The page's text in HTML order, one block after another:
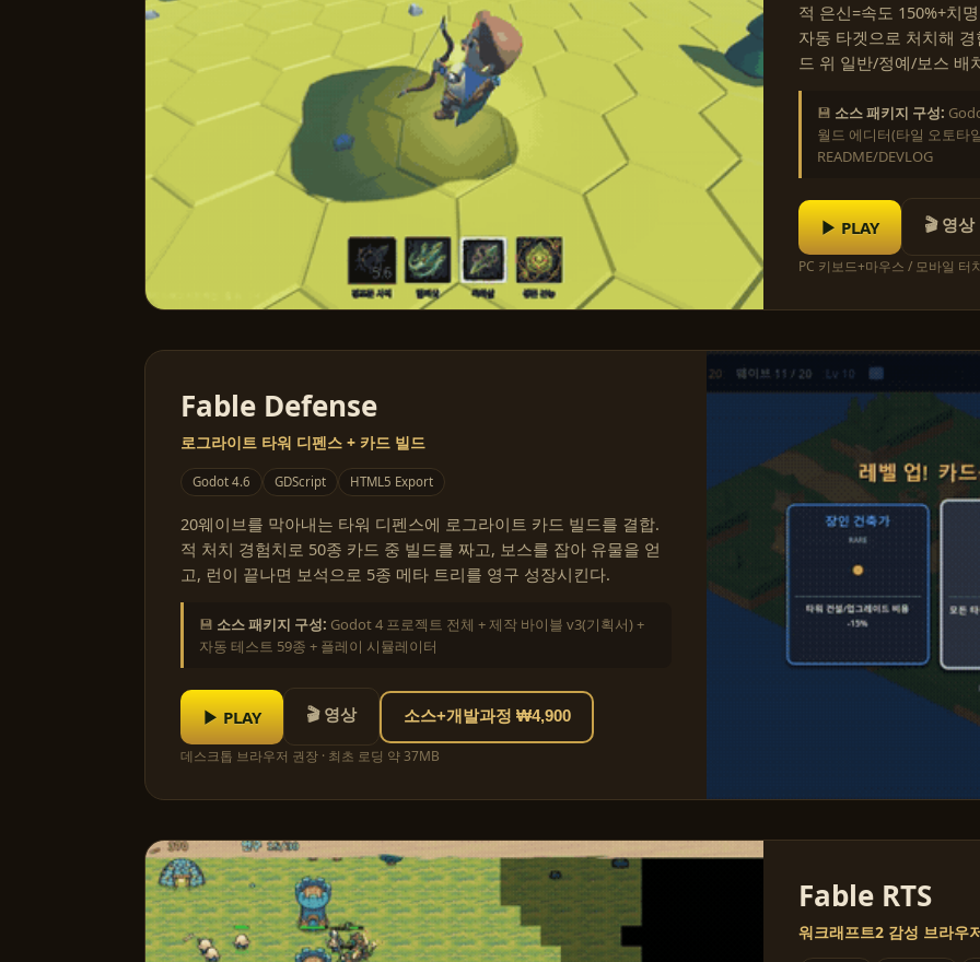
적 은신=속도 150%+치
자동 타겟으로 처치해
드 위 일반/정예/보스 배
💾 소스 패키지 구성:
월드 에디터(타일 오토타
README/DEVLOG
▶ PLAY 🎬 영상
PC 키보드+마우스 / 모바일 터
Fable Defense
로그라이트 타워 디펜스 + 카드 빌드
Godot 4.6 GDScript HTML5 Export
20웨이브를 막아내는 타워 디펜스에 로그라이트 카드 빌드를 결합.
적 처치 경험치로 50종 카드 중 빌드를 짜고, 보스를 잡아 유물을 얻
고, 런이 끝나면 보석으로 5종 메타 트리를 영구 성장시킨다.
💾 소스 패키지 구성: Godot 4 프로젝트 전체 + 제작 바이블 v3(기획서) +
자동 테스트 59종 + 플레이 시뮬레이터
▶ PLAY 🎬 영상 소스+개발과정 ₩4,900
데스크톱 브라우저 권장 · 최초 로딩 약 37MB
Fable RTS
워크래프트2 감성 브라우